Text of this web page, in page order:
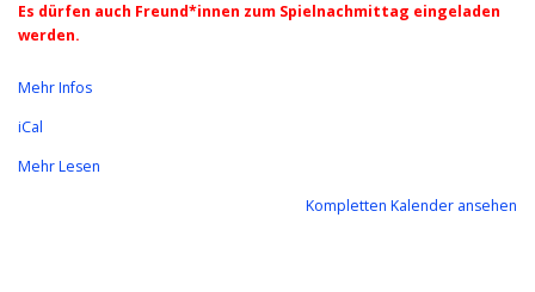
Es dürfen auch Freund*innen zum Spielnachmittag eingeladen
werden.
Mehr Infos
iCal
Mehr Lesen
Kompletten Kalender ansehen